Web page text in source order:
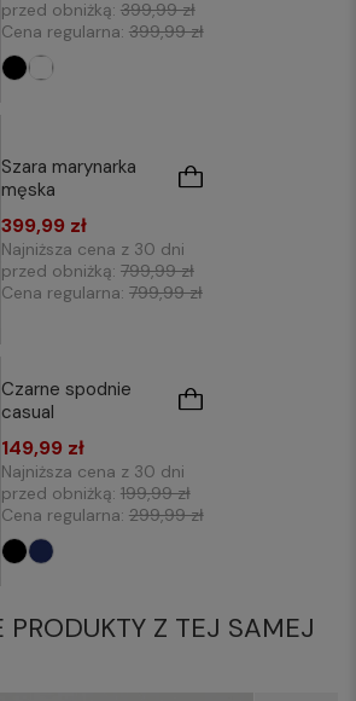
przed obniżką: 399,99 zł
Cena regularna: 399,99 zł
Szara marynarka
męska
399,99 zł
Najniższa cena z 30 dni
przed obniżką: 799,99 zł
Cena regularna: 799,99 zł
Czarne spodnie
casual
149,99 zł
Najniższa cena z 30 dni
przed obniżką: 199,99 zł
Cena regularna: 299,99 zł
Z TEJ SAMEJ